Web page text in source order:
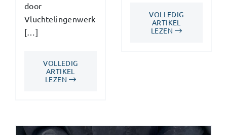
door
Vluchtelingenwerk
[…]
VOLLEDIG
ARTIKEL
LEZEN
VOLLEDIG
ARTIKEL
LEZEN